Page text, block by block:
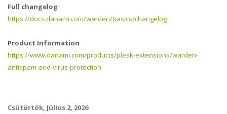
Full changelog
https://docs.danami.com/warden/basics/changelog
Product Information
https://www.danami.com/products/plesk-extensions/warden-
antispam-and-virus-protection
Csütörtök, Július 2, 2026